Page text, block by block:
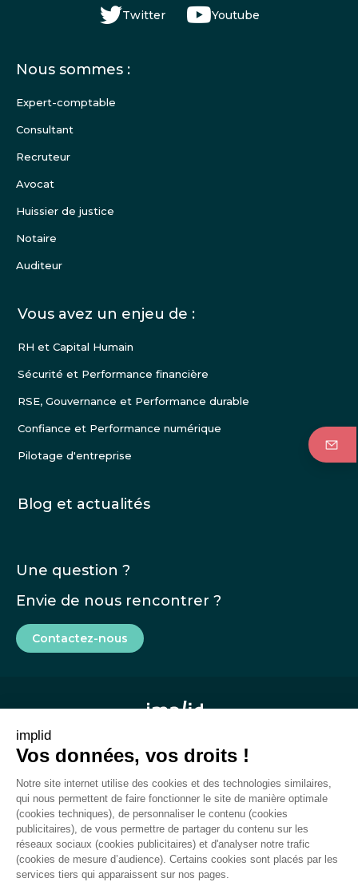
Twitter Youtube
Menu
de
Nous sommes :
Expert-comptable
Consultant
Recruteur
Avocat
Huissier de justice
Notaire
Auditeur
Vous avez un enjeu de :
RH et Capital Humain
Sécurité et Performance financière
RSE, Gouvernance et Performance durable
Confiance et Performance numérique
Pilotage d'entreprise
Blog et actualités
Une question ?
Envie de nous rencontrer ?
Contactez-nous
Mentions légales
CGU
Rapport de transparence
Plan du site
implid
Vos données, vos droits !
Notre site internet utilise des cookies et des technologies similaires,
qui nous permettent de faire fonctionner le site de manière optimale
(cookies techniques), de personnaliser le contenu (cookies
publicitaires), de vous permettre de partager du contenu sur les
réseaux sociaux (cookies publicitaires) et d'analyser notre trafic
(cookies de mesure d’audience). Certains cookies sont placés par les
services tiers qui apparaissent sur nos pages.